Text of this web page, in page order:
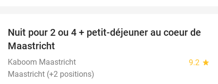
26%
Nuit pour 2 ou 4 + petit-déjeuner au coeur de
Maastricht
Kaboom Maastricht 9.2 star
Maastricht (+2 positions)